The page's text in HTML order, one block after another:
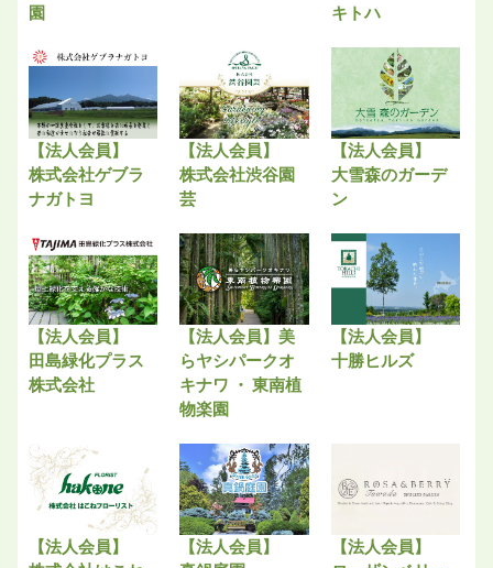
園
キトハ
【法人会員】
株式会社ゲブラ
ナガトヨ
【法人会員】
株式会社渋谷園
芸
【法人会員】
大雪森のガーデ
ン
【法人会員】
田島緑化プラス
株式会社
【法人会員】美
らヤシパークオ
キナワ ・ 東南植
物楽園
【法人会員】
十勝ヒルズ
【法人会員】
【法人会員】
【法人会員】